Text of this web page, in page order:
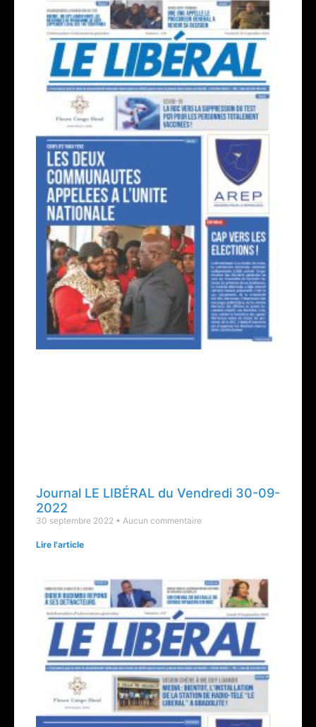
Journal LE LIBÉRAL du Vendredi 30-09-
2022
30 septembre 2022 Aucun commentaire
Lire l'article